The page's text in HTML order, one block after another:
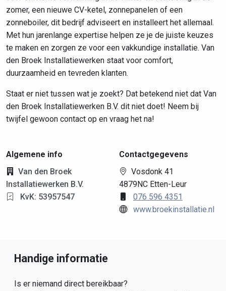
zomer, een nieuwe CV-ketel, zonnepanelen of een
zonneboiler, dit bedrijf adviseert en installeert het allemaal.
Met hun jarenlange expertise helpen ze je de juiste keuzes
te maken en zorgen ze voor een vakkundige installatie. Van
den Broek Installatiewerken staat voor comfort,
duurzaamheid en tevreden klanten.
Staat er niet tussen wat je zoekt? Dat betekend niet dat Van
den Broek Installatiewerken B.V. dit niet doet! Neem bij
twijfel gewoon contact op en vraag het na!
Algemene info
Van den Broek
Installatiewerken B.V.
KvK: 53957547
Contactgegevens
Vosdonk 41
4879NC Etten-Leur
076 596 4351
www.broekinstallatie.nl
Handige informatie
Is er niemand direct bereikbaar?